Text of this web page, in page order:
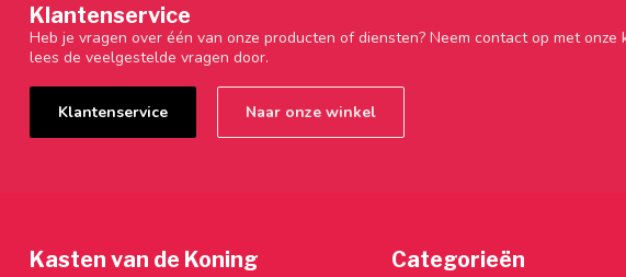
Klantenservice
Heb je vragen over één van onze producten of diensten? Neem contact op met onze
lees de veelgestelde vragen door.
Klantenservice Naar onze winkel
Kasten van de Koning Categorieën